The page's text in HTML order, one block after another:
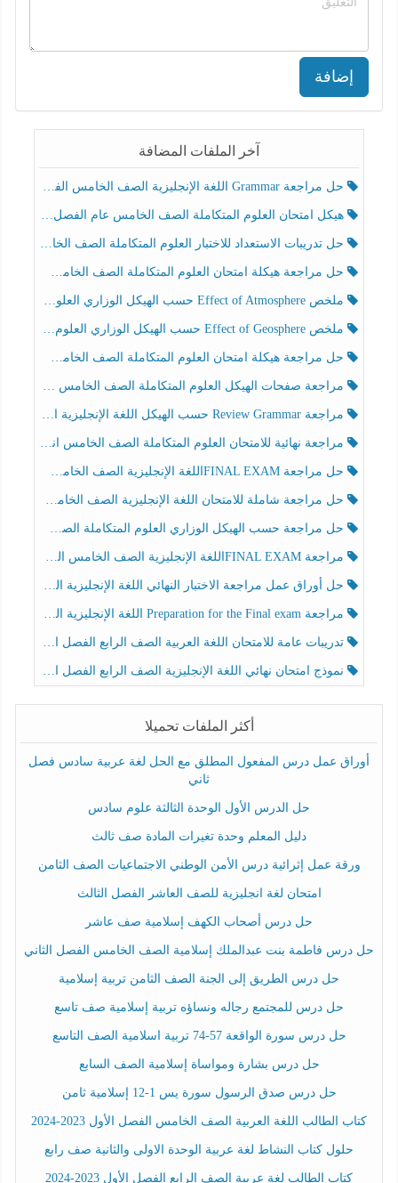
إضافة
آخر الملفات المضافة
حل مراجعة Grammar اللغة الإنجليزية الصف الخامس الفصل الثالث
هيكل امتحان العلوم المتكاملة الصف الخامس عام الفصل الدراسي الثالث 2025-2026
حل تدريبات الاستعداد للاختبار العلوم المتكاملة الصف الخامس عام الفصل الثالث
حل مراجعة هيكلة امتحان العلوم المتكاملة الصف الخامس انسبير الفصل الثالث
ملخص Effect of Atmosphere حسب الهيكل الوزاري العلوم المتكاملة الصف الخامس انسبير الفصل الثالث
ملخص Effect of Geosphere حسب الهيكل الوزاري العلوم المتكاملة الصف الخامس انسبير الفصل الثالث
حل مراجعة هيكلة امتحان العلوم المتكاملة الصف الخامس عام الفصل الثالث
مراجعة صفحات الهيكل العلوم المتكاملة الصف الخامس انسبير الفصل الثالث
مراجعة Review Grammar حسب الهيكل اللغة الإنجليزية الصف الخامس الفصل الثالث
مراجعة نهائية للامتحان العلوم المتكاملة الصف الخامس انسبير الفصل الثالث
حل مراجعة FINAL EXAMاللغة الإنجليزية الصف الخامس الفصل الثالث
حل مراجعة شاملة للامتحان اللغة الإنجليزية الصف الخامس الفصل الثالث
حل مراجعة حسب الهيكل الوزاري العلوم المتكاملة الصف الخامس عام الفصل الثالث
مراجعة FINAL EXAMاللغة الإنجليزية الصف الخامس الفصل الثالث
حل أوراق عمل مراجعة الاختبار النهائي اللغة الإنجليزية الصف الرابع الفصل الثالث
مراجعة Preparation for the Final exam اللغة الإنجليزية الصف الرابع الفصل الثالث
تدريبات عامة للامتحان اللغة العربية الصف الرابع الفصل الثالث
نموذج امتحان نهائي اللغة الإنجليزية الصف الرابع الفصل الثالث
أكثر الملفات تحميلا
أوراق عمل درس المفعول المطلق مع الحل لغة عربية سادس فصل
ثاني
حل الدرس الأول الوحدة الثالثة علوم سادس
دليل المعلم وحدة تغيرات المادة صف ثالث
ورقة عمل إثرائية درس الأمن الوطني الاجتماعيات الصف الثامن
امتحان لغة انجليزية للصف العاشر الفصل الثالث
حل درس أصحاب الكهف إسلامية صف عاشر
حل درس فاطمة بنت عبدالملك إسلامية الصف الخامس الفصل الثاني
حل درس الطريق إلى الجنة الصف الثامن تربية إسلامية
حل درس للمجتمع رجاله ونساؤه تربية إسلامية صف تاسع
حل درس سورة الواقعة 57-74 تربية اسلامية الصف التاسع
حل درس بشارة ومواساة إسلامية الصف السابع
حل درس صدق الرسول سورة يس 1-12 إسلامية ثامن
كتاب الطالب اللغة العربية الصف الخامس الفصل الأول 2023-2024
حلول كتاب النشاط لغة عربية الوحدة الاولى والثانية صف رابع
كتاب الطالب لغة عربية الصف الرابع الفصل الأول 2023-2024